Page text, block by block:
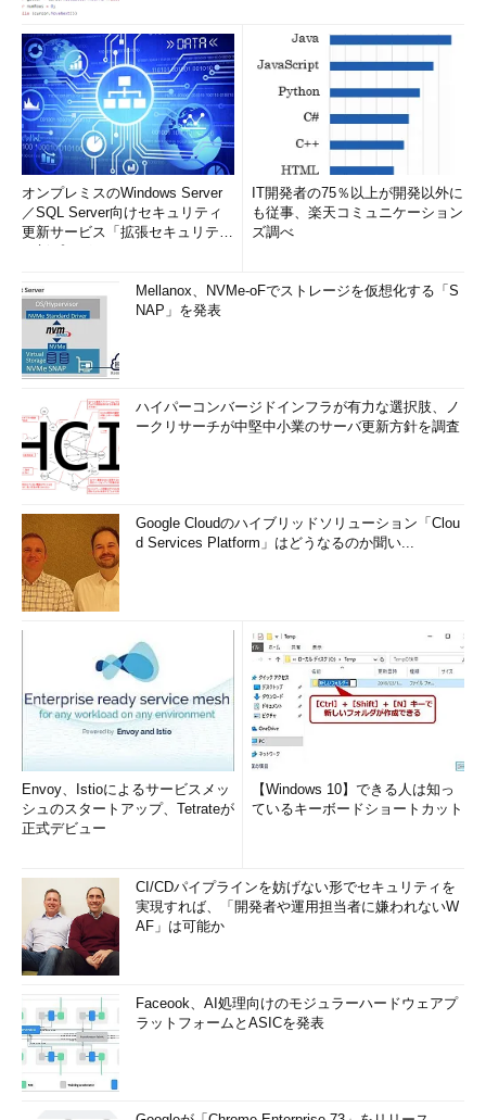
オンプレミスのWindows Server
／SQL Server向けセキュリティ
更新サービス「拡張セキュリティ
IT開発者の75％以上が開発以外に
も従事、楽天コミュニケーション
ズ調べ
Mellanox、NVMe-oFでストレージを仮想化する「S
NAP」を発表
ハイパーコンバージドインフラが有力な選択肢、ノ
ークリサーチが中堅中小業のサーバ更新方針を調査
Google Cloudのハイブリッドソリューション「Clou
d Services Platform」はどうなるのか聞い...
Envoy、Istioによるサービスメッ
シュのスタートアップ、Tetrateが
正式デビュー
【Windows 10】できる人は知っ
ているキーボードショートカット
CI/CDパイプラインを妨げない形でセキュリティを
実現すれば、「開発者や運用担当者に嫌われないW
AF」は可能か
Faceook、AI処理向けのモジュラーハードウェアプ
ラットフォームとASICを発表